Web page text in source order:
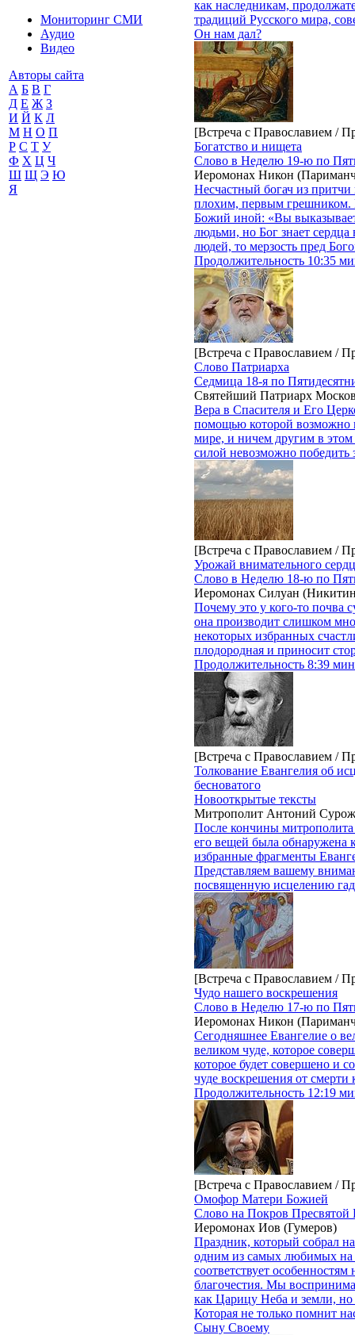
Мониторинг СМИ
Аудио
Видео
Авторы сайта
А Б В Г
Д Е Ж З
И Й К Л
М Н О П
Р С Т У
Ф Х Ц Ч
Ш Щ Э Ю
Я
как наследникам,
традиций Русского мира,
Он нам дал?
[Встреча с Православием /
Богатство и нищета
Слово в Неделю 19-ю по
Иеромонах Никон
Несчастный богач из притчи
плохим, первым грешником.
Божий иной: «Вы
людьми, но Бог знает
людей, то мерзость пред
Продолжительность 10:35
[Встреча с Православием /
Слово Патриарха
Седмица 18-я по
Святейший Патриарх
Вера в Спасителя и Его
помощью которой возможно
мире, и ничем другим в этом
силой невозможно победить
[Встреча с Православием /
Урожай внимательного
Слово в Неделю 18-ю по
Иеромонах Силуан
Почему это у кого-то почва
она производит слишком
некоторых избранных
плодородная и приносит
Продолжительность 8:39
[Встреча с Православием /
Толкование Евангелия об
бесноватого
Новооткрытые тексты
Митрополит Антоний
После кончины
его вещей была обнаружена
избранные фрагменты
Представляем вашему
посвященную исцелению
[Встреча с Православием /
Чудо нашего воскрешения
Слово в Неделю 17-ю по
Иеромонах Никон
Сегодняшнее Евангелие о
великом чуде, которое
которое будет совершено и
чуде воскрешения от
Продолжительность 12:19
[Встреча с Православием /
Омофор Матери Божией
Слово на Покров Пресвятой
Иеромонах Иов (Гумеров)
Праздник, который собрал
одним из самых любимых на
соответствует особенностям
благочестия. Мы
как Царицу Неба и земли,
Которая не только помнит
Сыну Своему